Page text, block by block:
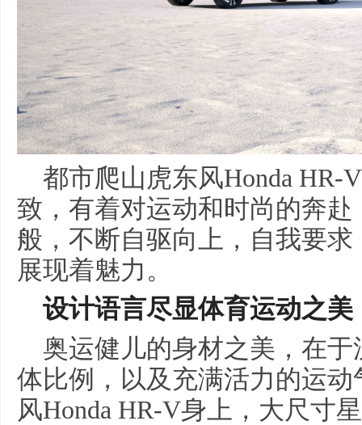
都市爬山虎东风Honda HR-
致，有着对运动和时尚的奔
般，不断自驱向上，自我要
展现着魅力。
设计语言尽显体育运动之美
奥运健儿的身材之美，在
体比例，以及充满活力的运
风Honda HR-V身上，大尺寸